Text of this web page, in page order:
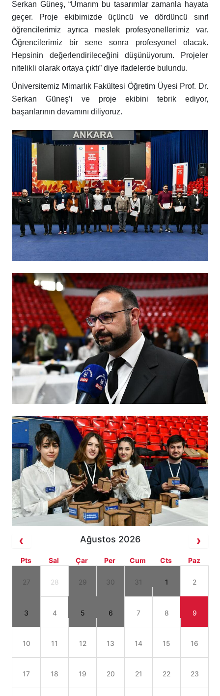
Serkan Güneş, “Umarım bu tasarımlar zamanla hayata
geçer. Proje ekibimizde üçüncü ve dördüncü sınıf
öğrencilerimiz ayrıca meslek profesyonellerimiz var.
Öğrencilerimiz bir sene sonra profesyonel olacak.
Hepsinin değerlendirileceğini düşünüyorum. Projeler
nitelikli olarak ortaya çıktı” diye ifadelerde bulundu.
Üniversitemiz Mimarlık Fakültesi Öğretim Üyesi Prof. Dr.
Serkan Güneş’i ve proje ekibini tebrik ediyor,
başarılarının devamını diliyoruz.
Ağustos 2026
Pts Sal Çar Per Cum Cts Paz
27 28 29 30 31 1 2
3 4 5 6 7 8 9
10 11 12 13 14 15 16
17 18 19 20 21 22 23